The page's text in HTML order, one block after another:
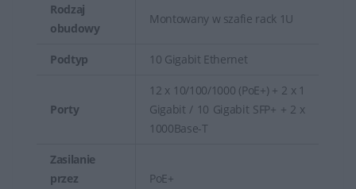
atakami typu DoS (Denial of Service).
Posiadają narzędzia do zdalnego zarządzania, co
konfiguracją switchy, aktualizacjami oprogramowania
oraz monitorowanie stanu pracy urządzenia.
Switchy HPE stanowią kluczowy element infrastruktury
sieciowej dla firm i organizacji, zapewniając szybką i
Rodzaj
obudowy
Montowany w szafie rack 1U
Podtyp 10 Gigabit Ethernet
Porty
12 x 10/100/1000 (PoE+) + 2 x 1
Gigabit / 10 Gigabit SFP+ + 2 x
1000Base-T
Zasilanie
przez
PoE+